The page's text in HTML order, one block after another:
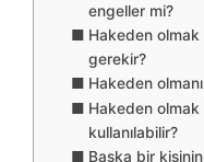
engeller mi?
Hakeden olmak
gerekir?
Hakeden
Hakeden
kullanılabilir?
Başka bir